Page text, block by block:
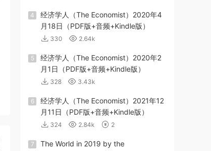
4
经济学人（The Economist）2020年4
月18日（PDF版+音频+Kindle版）
330 2.64k
5
经济学人（The Economist）2020年2
月1日（PDF版+音频+Kindle版）
328 3.43k
6
经济学人（The Economist）2021年12
月11日（PDF版+音频+Kindle版）
324 2.84k 2
7
The World in 2019 by the